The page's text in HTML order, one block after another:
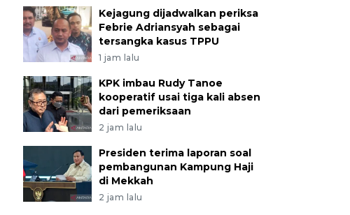
Kejagung dijadwalkan periksa
Febrie Adriansyah sebagai
tersangka kasus TPPU
1 jam lalu
KPK imbau Rudy Tanoe
kooperatif usai tiga kali absen
dari pemeriksaan
2 jam lalu
Presiden terima laporan soal
pembangunan Kampung Haji
di Mekkah
2 jam lalu